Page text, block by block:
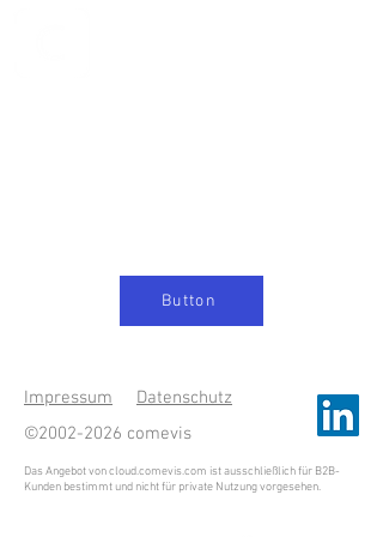
Button
©2002-2026 comevis
Impressum Datenschutz
Das Angebot von cloud.comevis.com ist ausschließlich für B2B-
Kunden bestimmt und nicht für private Nutzung vorgesehen.